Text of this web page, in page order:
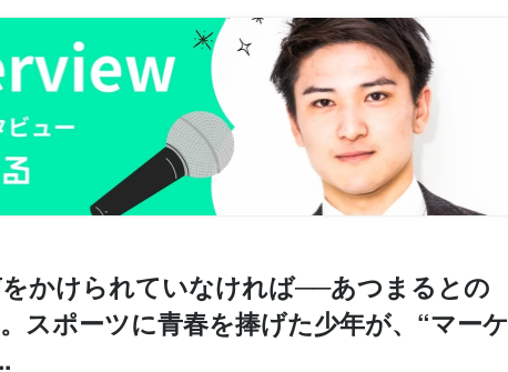
かけられていなければ──あつまるとの
スポーツに青春を捧げた少年が、“マーケ